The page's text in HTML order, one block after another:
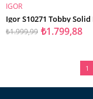
SEPETE EKLE
IGOR
₺1.799,88
₺1.999,99
1